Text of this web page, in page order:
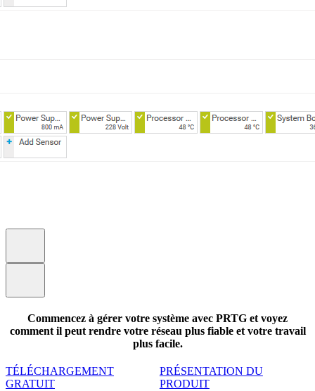
Commencez à gérer votre système avec PRTG et voyez
comment il peut rendre votre réseau plus fiable et votre travail
plus facile.
TÉLÉCHARGEMENT
GRATUIT
PRÉSENTATION DU
PRODUIT